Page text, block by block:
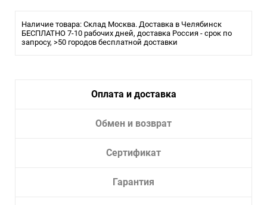
Наличие товара: Склад Москва. Доставка в Челябинск
БЕСПЛАТНО 7-10 рабочих дней, доставка Россия - срок по
запросу, >50 городов бесплатной доставки
Оплата и доставка
Обмен и возврат
Сертификат
Гарантия